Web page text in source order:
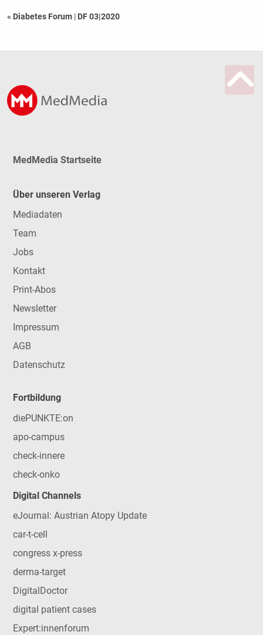
« Diabetes Forum | DF 03|2020
MedMedia Startseite
Über unseren Verlag
Mediadaten
Team
Jobs
Kontakt
Print-Abos
Newsletter
Impressum
AGB
Datenschutz
Fortbildung
diePUNKTE:on
apo-campus
check-innere
check-onko
Digital Channels
eJournal: Austrian Atopy Update
car-t-cell
congress x-press
derma-target
DigitalDoctor
digital patient cases
Expert:innenforum